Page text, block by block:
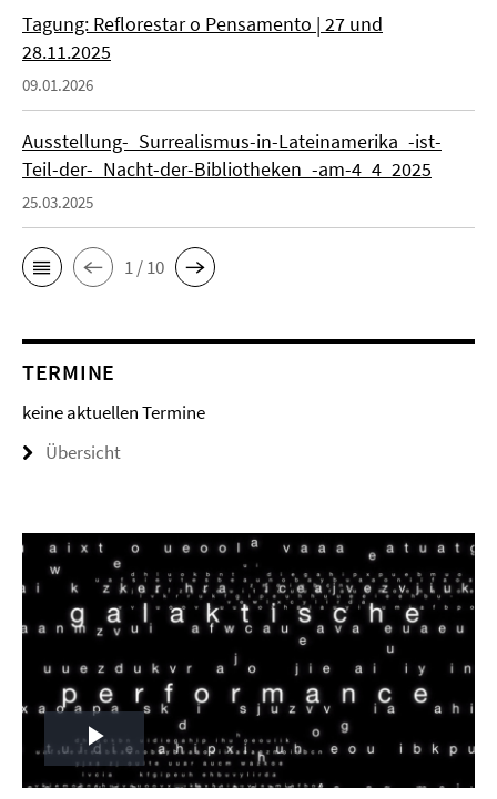
Tagung: Reflorestar o Pensamento | 27 und
28.11.2025
09.01.2026
Ausstellung-_Surrealismus-in-Lateinamerika_-ist-
Teil-der-_Nacht-der-Bibliotheken_-am-4_4_2025
25.03.2025
1 / 10
TERMINE
keine aktuellen Termine
Übersicht
Play